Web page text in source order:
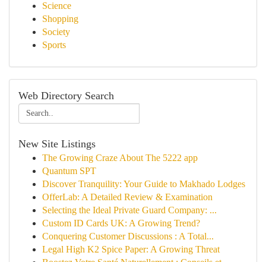
Science
Shopping
Society
Sports
Web Directory Search
New Site Listings
The Growing Craze About The 5222 app
Quantum SPT
Discover Tranquility: Your Guide to Makhado Lodges
OfferLab: A Detailed Review & Examination
Selecting the Ideal Private Guard Company: ...
Custom ID Cards UK: A Growing Trend?
Conquering Customer Discussions : A Total...
Legal High K2 Spice Paper: A Growing Threat